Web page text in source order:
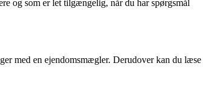
og som er let tilgængelig, når du har spørgsmål
med en ejendomsmægler. Derudover kan du læse